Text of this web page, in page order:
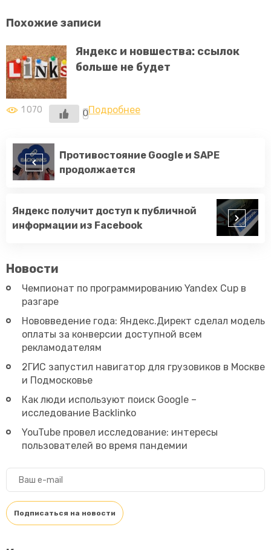
Похожие записи
Яндекс и новшества: ссылок
больше не будет
0
1 070 Подробнее
Противостояние Google и SAPE
продолжается
Яндекс получит доступ к публичной
информации из Facebook
Новости
Чемпионат по программированию Yandex Cup в
разгаре
Нововведение года: Яндекс.Директ сделал модель
оплаты за конверсии доступной всем
рекламодателям
2ГИС запустил навигатор для грузовиков в Москве
и Подмосковье
Как люди используют поиск Google –
исследование Backlinko
YouTube провел исследование: интересы
пользователей во время пандемии